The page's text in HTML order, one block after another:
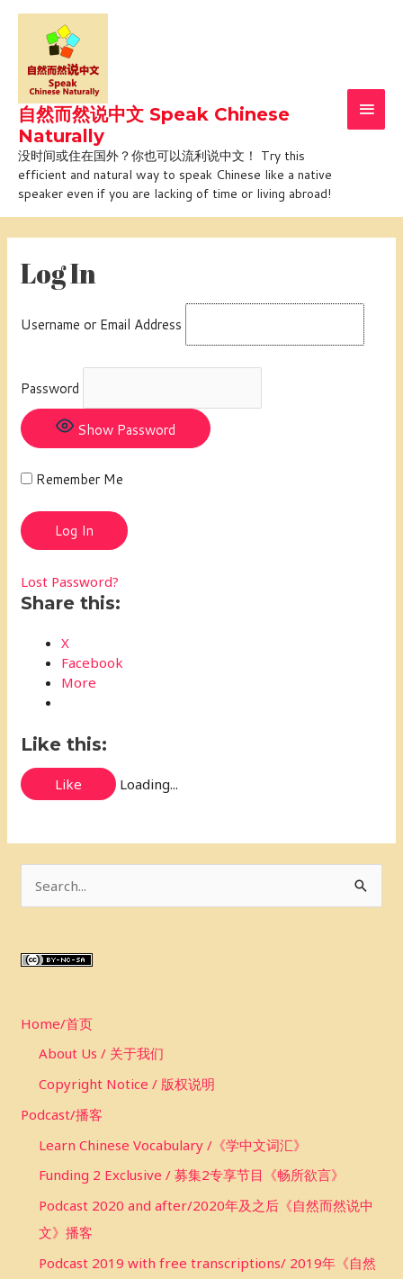
Skip
content
自然而然说中文 Speak Chinese
Naturally
没时间或住在国外？你也可以流利说中文！ Try this
efficient and natural way to speak Chinese like a native
speaker even if you are lacking of time or living abroad!
Log In
Username or Email Address
Password
Show Password
Remember Me
Lost Password?
Share this:
X
Facebook
More
Like this:
Like Loading...
r
h
Home/首页
About Us / 关于我们
Copyright Notice / 版权说明
Podcast/播客
Learn Chinese Vocabulary /《学中文词汇》
Funding 2 Exclusive / 募集2专享节目《畅所欲言》
Podcast 2020 and after/2020年及之后《自然而然说中
文》播客
Podcast 2019 with free transcriptions/ 2019年《自然